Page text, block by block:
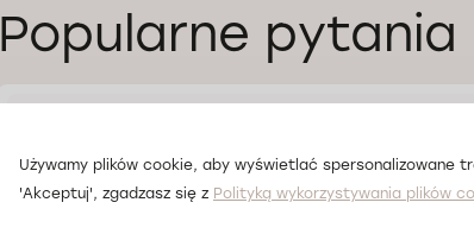
Popularne pytania
Żylaki to trwałe, workowate poszerzenia żył
żylnych, co prowadzi do zalegania krwi w naczyniach,
Używamy plików cookie, aby wyświetlać spersonalizowane
'Akceptuj', zgadzasz się z Polityką wykorzystywania plików